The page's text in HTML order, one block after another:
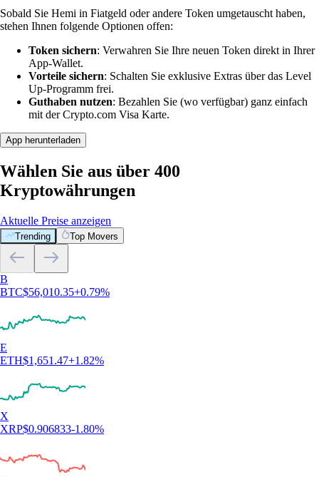
Sobald Sie Hemi in Fiatgeld oder andere Token umgetauscht haben,
stehen Ihnen folgende Optionen offen:
Token sichern: Verwahren Sie Ihre neuen Token direkt in Ihrer
App-Wallet.
Vorteile sichern: Schalten Sie exklusive Extras über das Level
Up-Programm frei.
Guthaben nutzen: Bezahlen Sie (wo verfügbar) ganz einfach
mit der Crypto.com Visa Karte.
App herunterladen
Wählen Sie aus über 400
Kryptowährungen
Aktuelle Preise anzeigen
Trending Top Movers
B
BTC$56,010.35+0.79%
E
ETH$1,651.47+1.82%
X
XRP$0.906833-1.80%